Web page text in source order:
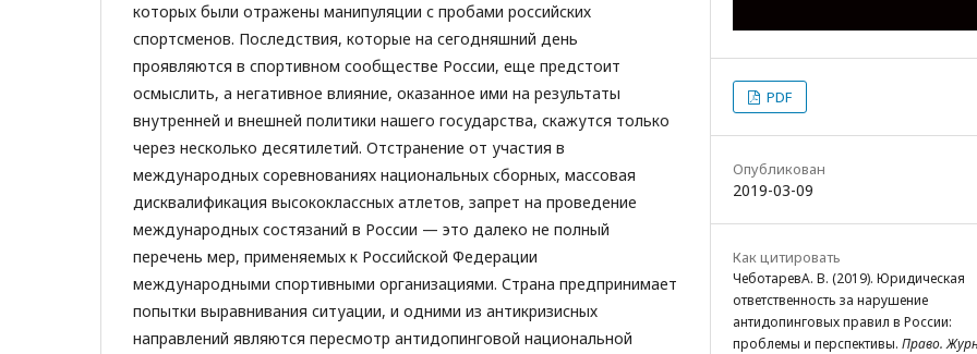
которых были отражены манипуляции с пробами российских
спортсменов. Последствия, которые на сегодняшний день
проявляются в спортивном сообществе России, еще предстоит
осмыслить, а негативное влияние, оказанное ими на результаты
внутренней и внешней политики нашего государства, скажутся только
через несколько десятилетий. Отстранение от участия в
международных соревнованиях национальных сборных, массовая
дисквалификация высококлассных атлетов, запрет на проведение
международных состязаний в России — это далеко не полный
перечень мер, применяемых к Российской Федерации
международными спортивными организациями. Страна предпринимает
попытки выравнивания ситуации, и одними из антикризисных
направлений являются пересмотр антидопинговой национальной
PDF
Опубликован
2019-03-09
Как цитировать
ЧеботаревА. В. (2019). Юридическая
ответственность за нарушение
антидопинговых правил в России:
проблемы и перспективы. Право.